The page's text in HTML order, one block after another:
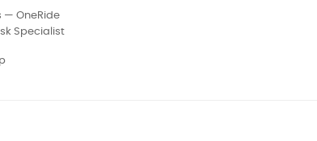
— OneRide
Specialist